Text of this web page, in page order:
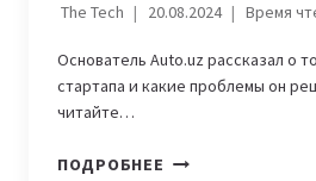
The Tech 20.08.2024 Время
Основатель Auto.uz рассказал о
стартапа и какие проблемы он
читайте…
ПОДРОБНЕЕ AUTO.UZ